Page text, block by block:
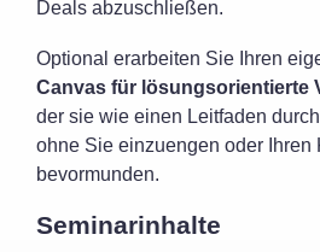
Deals abzuschließen.
Optional erarbeiten Sie Ihren
Canvas für lösungsorientierte
der sie wie einen Leitfaden
ohne Sie einzuengen oder Ihren
bevormunden.
Seminarinhalte